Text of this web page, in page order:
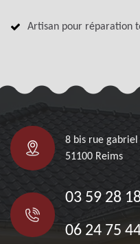
Artisan pour réparation
8 bis rue gabriel
51100 Reims
03 59 28
06 24 75